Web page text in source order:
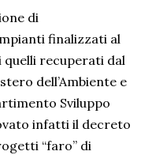
di
finalizzati al
recuperati dal
dell’Ambiente e
Sviluppo
infatti il decreto
“faro” di